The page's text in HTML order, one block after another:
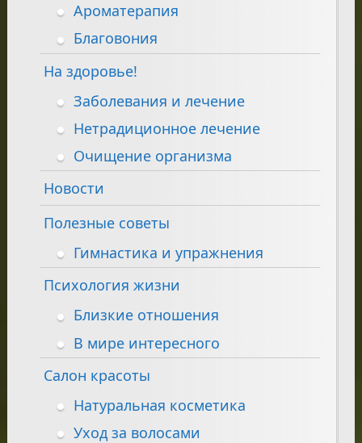
Ароматерапия
Благовония
На здоровье!
Заболевания и лечение
Нетрадиционное лечение
Очищение организма
Новости
Полезные советы
Гимнастика и упражнения
Психология жизни
Близкие отношения
В мире интересного
Салон красоты
Натуральная косметика
Уход за волосами